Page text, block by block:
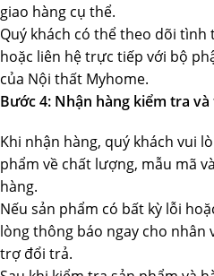
giao hàng cụ thể.
Quý khách có thể theo dõi
hoặc liên hệ trực tiếp với bộ
của Nội thất Myhome.
Bước 4: Nhận hàng kiểm tra
Khi nhận hàng, quý khách vui
phẩm về chất lượng, mẫu mã
hàng.
Nếu sản phẩm có bất kỳ lỗi
lòng thông báo ngay cho nhân
trợ đổi trả.